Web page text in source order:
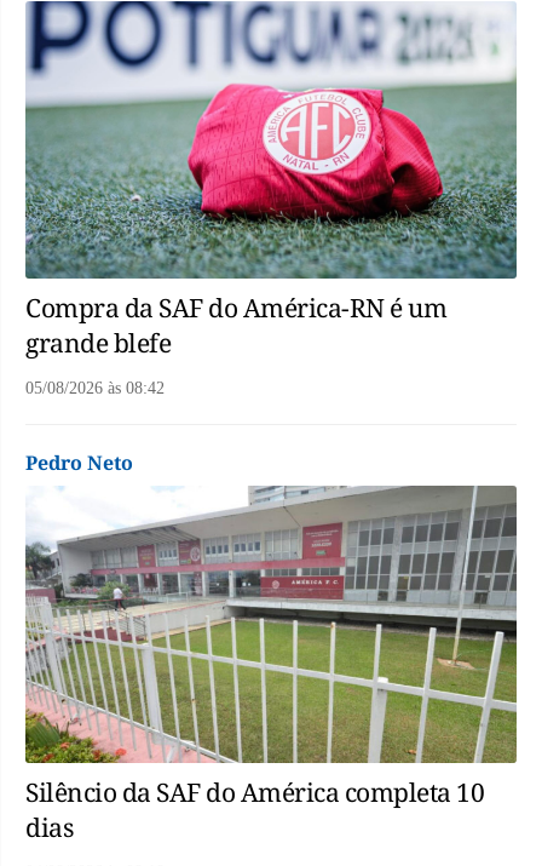
Compra da SAF do América-RN é um
grande blefe
05/08/2026 às 08:42
Pedro Neto
Silêncio da SAF do América completa 10
dias